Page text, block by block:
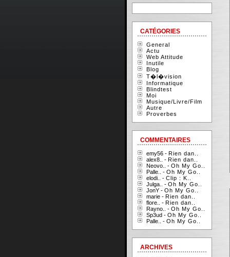
CATÉGORIES
General
Actu
Web Attitude
Inutile
Blog
T�l�vision
Informatique
Blindtest
Moi
Musique/Livre/Film
Autre
Proverbes
COMMENTAIRES
emy56 - Rien dan..
alex8.. - Rien dan..
Neovo.. - Oh My Go..
Palle.. - Oh My Go..
elodi.. - Clip : K..
Julga.. - Oh My Go..
JonY - Oh My Go..
marie - Rien dan..
flore.. - Rien dan..
Rayno.. - Oh My Go..
Sp3ud - Oh My Go..
Palle.. - Oh My Go..
ARCHIVES